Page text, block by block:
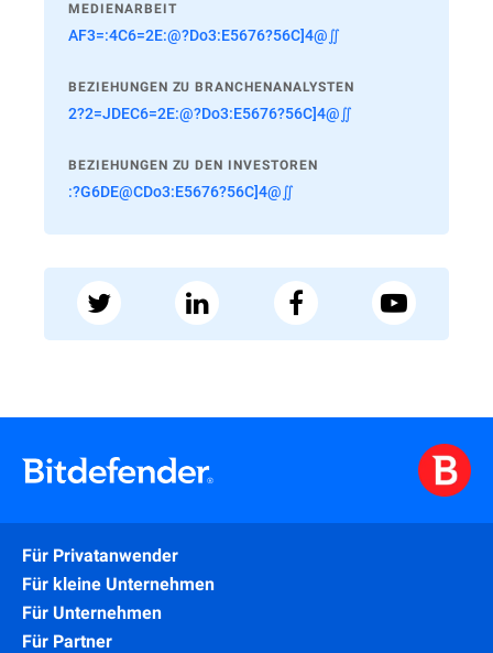
MEDIENARBEIT
AF3=:4C6=2E:@?Do3:E5676?56C]4@∬
BEZIEHUNGEN ZU BRANCHENANALYSTEN
2?2=JDEC6=2E:@?Do3:E5676?56C]4@∬
BEZIEHUNGEN ZU DEN INVESTOREN
:?G6DE@CDo3:E5676?56C]4@∬
Für Privatanwender
Für kleine Unternehmen
Für Unternehmen
Für Partner